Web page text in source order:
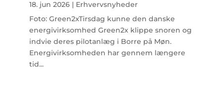
18. jun 2026 | Erhvervsnyheder
Foto: Green2xTirsdag kunne den danske
energivirksomhed Green2x klippe snoren og
indvie deres pilotanlæg i Borre på Møn.
Energivirksomheden har gennem længere
tid...